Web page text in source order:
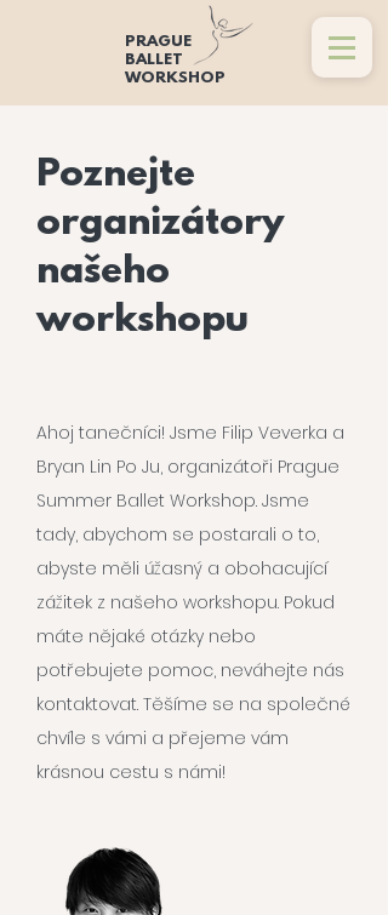
PRAGUE
BALLET
WORKSHOP
Poznejte
organizátory
našeho
workshopu
Ahoj tanečníci! Jsme Filip Veverka a
Bryan Lin Po Ju, organizátoři Prague
Summer Ballet Workshop. Jsme
tady, abychom se postarali o to,
abyste měli úžasný a obohacující
zážitek z našeho workshopu. Pokud
máte nějaké otázky nebo
potřebujete pomoc, neváhejte nás
kontaktovat. Těšíme se na společné
chvíle s vámi a přejeme vám
krásnou cestu s námi!